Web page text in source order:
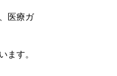
医療ガ
ます。